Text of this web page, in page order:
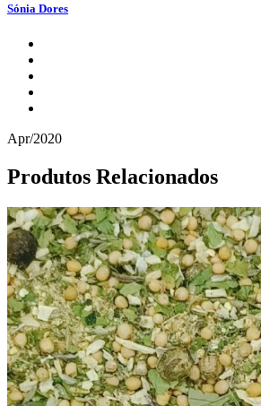
Sónia Dores
Apr/2020
Produtos Relacionados